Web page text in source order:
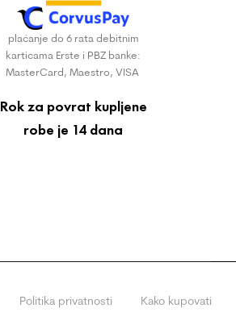
plaćanje do 6 rata debitnim
karticama Erste i PBZ banke:
MasterCard, Maestro, VISA
Rok za povrat kupljene
robe je 14 dana
Politika privatnosti Kako kupovati